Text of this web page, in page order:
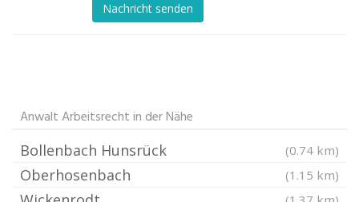
Nachricht senden
Anwalt Arbeitsrecht in der Nähe
Bollenbach Hunsrück (0.74 km)
Oberhosenbach (1.15 km)